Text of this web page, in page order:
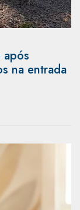
na entrada